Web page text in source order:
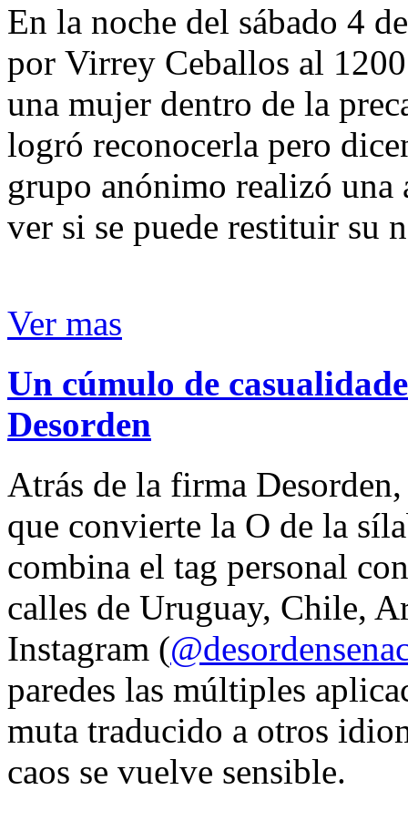
En la noche del sábado 4
por Virrey Ceballos al
una mujer dentro de la
logró reconocerla pero
grupo anónimo realizó
ver si se puede restituir su
Ver mas
Un cúmulo de
Desorden
Atrás de la firma
que convierte la O de la
combina el tag personal
calles de Uruguay, Chile,
Instagram (
paredes las múltiples
muta traducido a otros
caos se vuelve sensible.